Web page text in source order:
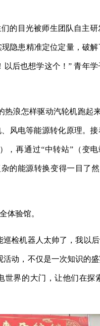
的目光被师生团队自主
隐患精准定位定量，破
后也想学这个！” 青年
热浪怎样驱动汽轮机跑起
风电等能源转化原理。
，再通过“中转站”（变
的能源转换变得一目了
体验馆。
检机器人太帅了，我以
动，不仅是一次知识的
界的大门，让他们在探